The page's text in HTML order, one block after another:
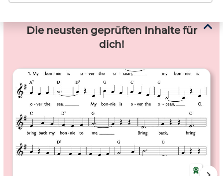
Die neusten geprüften Inhalte für
dich!